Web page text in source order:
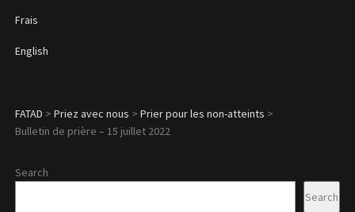
Frais
English
FATAD > Priez avec nous > Prier pour les non-atteints >
Bulletin de prière – 15 juillet 2022
Search
Search